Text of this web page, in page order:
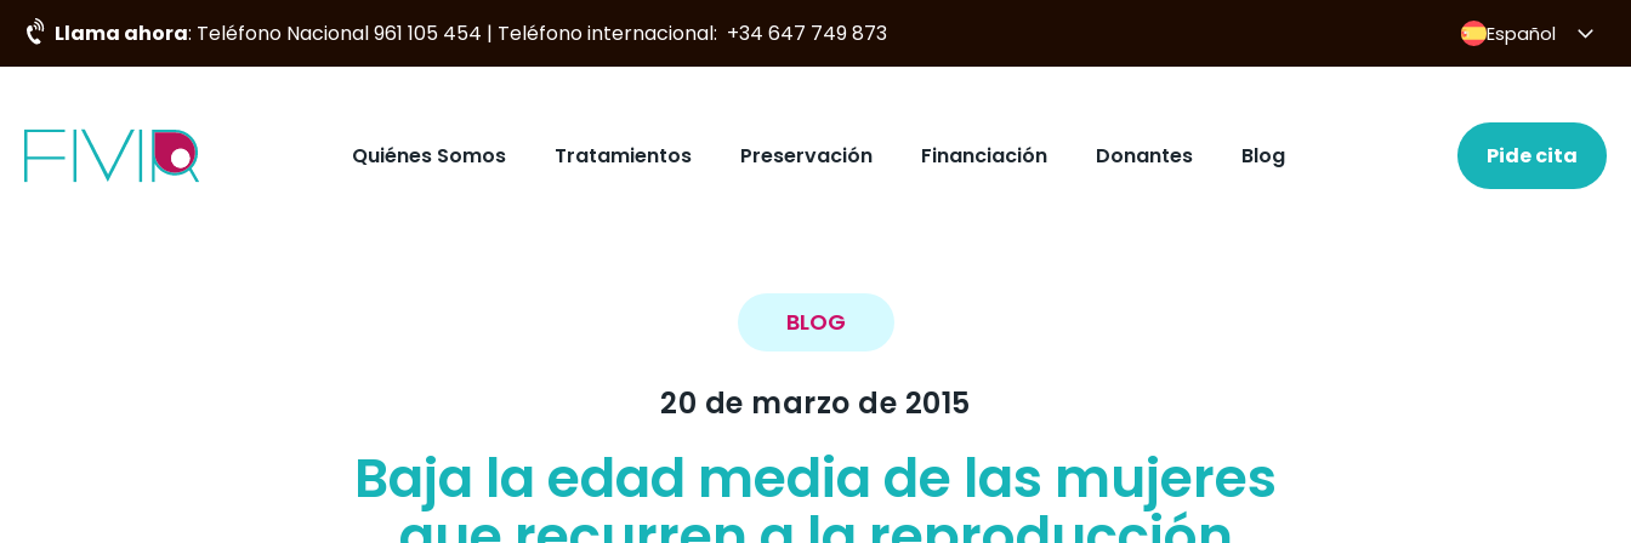
Llama ahora: Teléfono Nacional 961 105 454 | Teléfono internacional: +34 647 749 873 Español
Quiénes Somos Tratamientos Preservación Financiación Donantes Blog Pide cita
BLOG
20 de marzo de 2015
Baja la edad media de las mujeres